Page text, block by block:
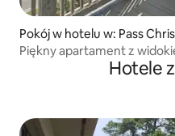
Pokój w hotelu w: Pass
Piękny apartament z
Hotele